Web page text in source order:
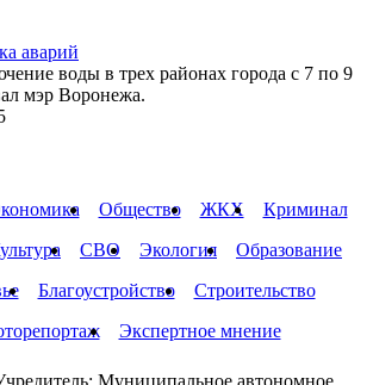
аварий
воды в трех районах города с 7 по 9
мэр Воронежа.
Общество ЖКХ
Криминал
СВО Экология
Образование
Благоустройство
Строительство
Экспертное мнение